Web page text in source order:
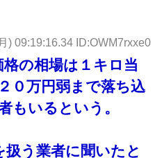
) 09:19:16.34 ID:OWM7rxxe0
の相場は１キロ当
０万円弱まで落ち込
もいるという。
う業者に聞いたと